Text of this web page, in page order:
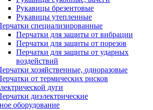
Рукавицы брезентовые
Рукавицы утепленные
специализированные
Перчатки для защиты от вибрации
Перчатки для защиты от порезов
Перчатки для защиты от ударных
воздействий
хозяйственные, одноразовые
от термических рисков
дуги
диэлектрические
оборудование